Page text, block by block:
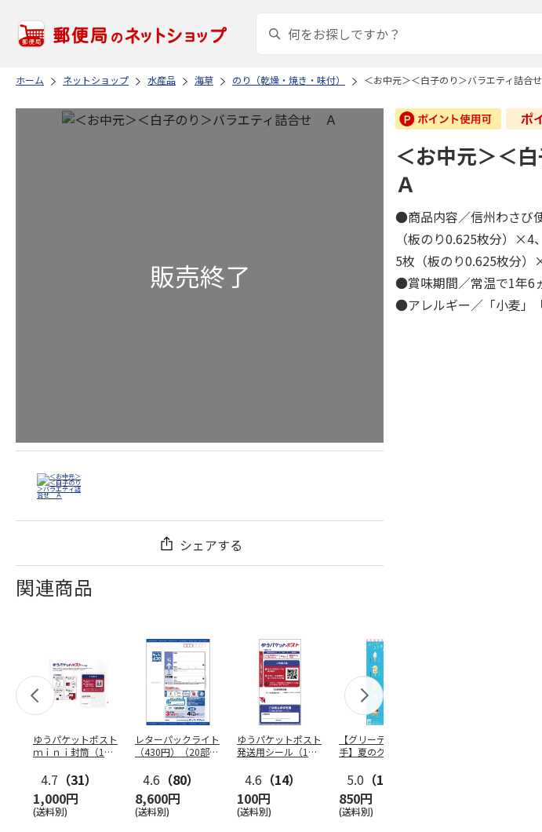
ホーム ネットショップ 水産品 海草 のり（乾燥・焼き・味付） ＜お中元＞＜白子のり＞バラエティ詰合
シェアする
関連商品
ゆうパケットポスト
ｍｉｎｉ封筒（1個
4.7 （31）
1,000円
(送料別)
レターパックライト
（430円）（20部セ
4.6 （80）
8,600円
(送料別)
ゆうパケットポスト
発送用シール（1個
4.6 （14）
100円
(送料別)
【グリーティング切
手】夏のグリーティ
5.0 （10）
850円
(送料別)
＜お中元＞＜
Ａ
●商品内容／信州わさび
（板のり0.625枚分）
5枚（板のり0.625枚分
●賞味期間／常温で1年6
●アレルギー／「小麦」